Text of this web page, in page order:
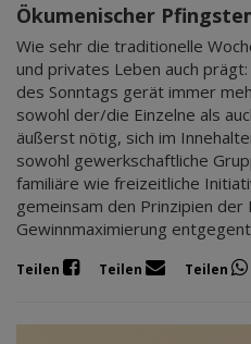
Ökumenischer
Wie sehr die traditionelle
und privates Leben auch
des Sonntags gerät immer
sowohl der/die Einzelne als
äußerst nötig, sich im
sowohl gewerkschaftliche
familiäre wie freizeitliche
gemeinsam den Prinzipien
Gewinnmaximierung
Teilen Teilen Teilen